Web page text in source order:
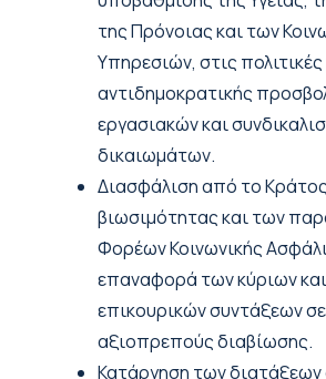
της Πρόνοιας και των
Υπηρεσιών, στις πολιτικές
αντιδημοκρατικής
εργασιακών και
δικαιωμάτων.
Διασφάλιση από το
βιωσιμότητας και των
Φορέων Κοινωνικής
επαναφορά των κύριων και
επικουρικών συντάξεων
αξιοπρεπούς διαβίωσης.
Κατάργηση των